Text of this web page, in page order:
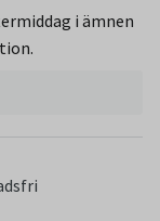
i ämnen